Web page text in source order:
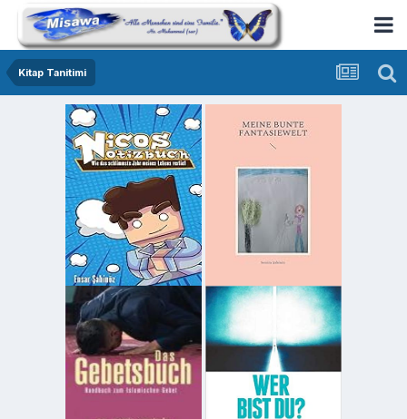
Kitap Tanitimi